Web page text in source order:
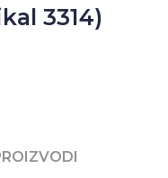
3314)